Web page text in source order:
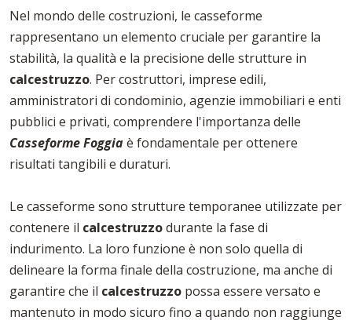
Nel mondo delle costruzioni, le casseforme
rappresentano un elemento cruciale per garantire la
stabilità, la qualità e la precisione delle strutture in
calcestruzzo. Per costruttori, imprese edili,
amministratori di condominio, agenzie immobiliari e enti
pubblici e privati, comprendere l'importanza delle
Casseforme Foggiaè fondamentale per ottenere
risultati tangibili e duraturi.
Le casseforme sono strutture temporanee utilizzate per
contenere il calcestruzzodurante la fase di
indurimento. La loro funzione è non solo quella di
delineare la forma finale della costruzione, ma anche di
garantire che il calcestruzzo possa essere versato e
mantenuto in modo sicuro fino a quando non raggiunge